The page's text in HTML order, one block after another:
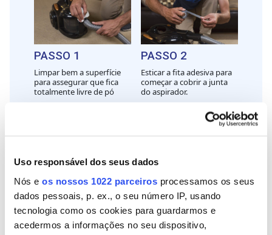
Uso responsável dos seus dados
Nós e os nossos 1022 parceiros processamos os seus
dados pessoais, p. ex., o seu número IP, usando
tecnologia como os cookies para guardarmos e
acedermos a informações no seu dispositivo,
PASSO 1
Limpar bem a superfície
para assegurar que fica
totalmente livre de pó
PASSO 2
Esticar a fita adesiva para
começar a cobrir a junta
do aspirador.
PASSO 3
Dar um conjunto de voltas
com a fita americana até
verificar que a junta está
PASSO 4
Cortar a fita